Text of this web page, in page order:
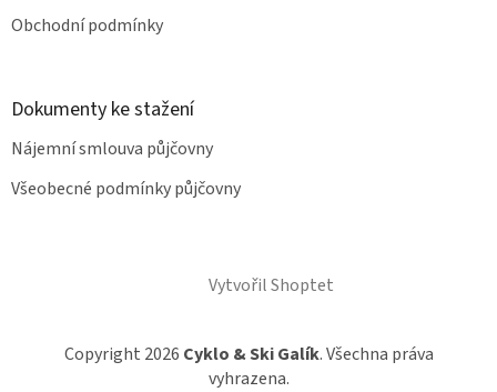
Obchodní podmínky
Dokumenty ke stažení
Nájemní smlouva půjčovny
Všeobecné podmínky půjčovny
Vytvořil Shoptet
Copyright 2026 Cyklo & Ski Galík. Všechna práva
vyhrazena.